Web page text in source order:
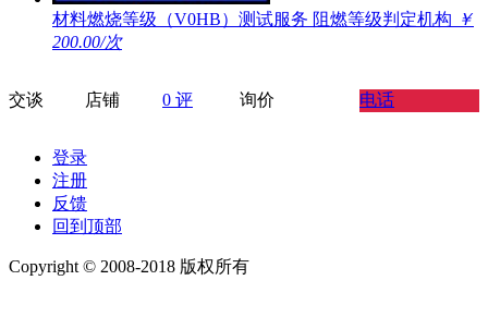
材料燃烧等级（V0HB）测试服务 阻燃等级判定机构 ￥
200.00/次
交谈 店铺 0 评 询价 电话
登录
注册
反馈
回到顶部
Copyright © 2008-2018 版权所有